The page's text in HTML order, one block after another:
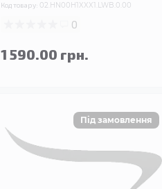
Код товару: 02.HN00H1XXX1.LWB.0.00
0
1 590.00 грн.